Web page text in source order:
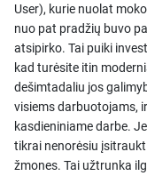
User), kurie nuolat
nuo pat pradžių buvo
atsipirko. Tai puiki
kad turėsite itin
dešimtadaliu jos
visiems darbuotojams,
kasdieniniame darbe.
tikrai nenorėsiu
žmones. Tai užtrunka